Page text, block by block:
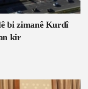
bi zimanê Kurdî
kir